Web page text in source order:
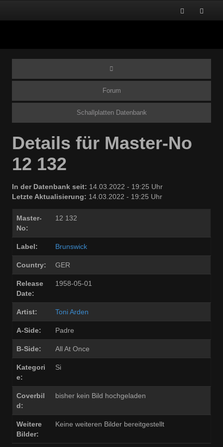
Forum
Schallplatten Datenbank
Details für Master-No
12 132
In der Datenbank seit: 14.03.2022 - 19:25 Uhr
Letzte Aktualisierung: 14.03.2022 - 19:25 Uhr
Master-
No:
12 132
Label: Brunswick
Country: GER
Release
Date:
1958-05-01
Artist: Toni Arden
A-Side: Padre
B-Side: All At Once
Kategori
e:
Si
Coverbil
d:
bisher kein Bild hochgeladen
Weitere
Bilder:
Keine weiteren Bilder bereitgestellt